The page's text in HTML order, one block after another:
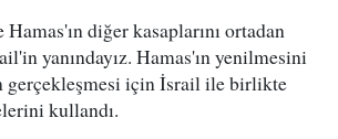
diğer kasaplarını ortadan
yanındayız. Hamas'ın yenilmesini
gerçekleşmesi için İsrail ile birlikte
kullandı.